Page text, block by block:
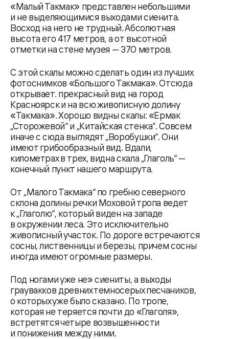
«Малый Такмак» представлен небольшими
и не выделяющимися выходами сиенита.
Восход на него не трудный. Абсолютная
высота его 417 метров, а от высотной
отметки на стене музея — 370 метров.
С этой скалы можно сделать один из лучших
фотоснимков «Большого Такмака». Отсюда
открывает. прекрасный вид на город
Красноярск и на всю живописную долину
«Такмака». Хорошо видны скалы: «Ермак
„Сторожевой“ и „Китайская стенка“. Совсем
иначе с сюда выглядят „Воробушки“. Они
имеют грибообразный вид. Вдали,
километрах в трех, видна скала „Глаголь“ —
конечный пункт нашего маршрута.
От „Малого Такмака“ по гребню северного
склона долины речки Моховой тропа ведет
к „Глаголю“, который виден на западе
в окружении леса. Это исключительно
живописный участок. По дороге встречаются
сосны, лиственницы и березы, причем сосны
иногда имеют огромные размеры.
Под ногами уже не» сиениты, а выходы
граувакков древних темносерых песчаников,
о которых уже было сказано. По тропе,
которая не теряется почти до «Глаголя»,
встретятся четыре возвышенности
и понижения между ними.